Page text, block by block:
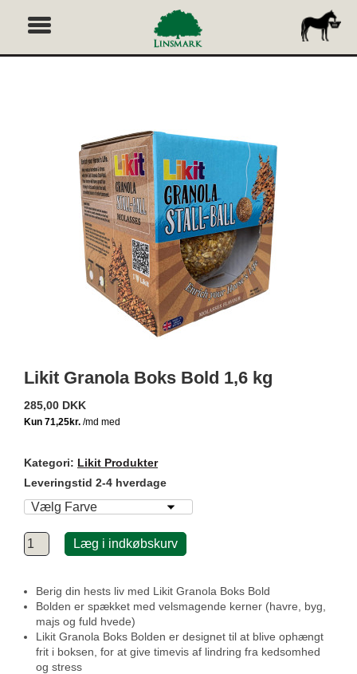
Likit Granola Boks Bold 1,6 kg
285,00 DKK
Kategori: Likit Produkter
Leveringstid 2-4 hverdage
Læg i indkøbskurv
Berig din hests liv med Likit Granola Boks Bold
Bolden er spækket med velsmagende kerner (havre, byg,
majs og fuld hvede)
Likit Granola Boks Bolden er designet til at blive ophængt
frit i boksen, for at give timevis af lindring fra kedsomhed
og stress